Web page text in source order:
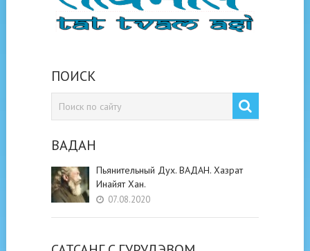
ПОИСК
ВАДАН
Пьянительный Дух. ВАДАН. Хазрат
Инайят Хан.
07.08.2020